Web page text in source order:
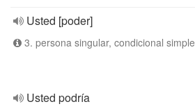
Usted [poder]
3. persona singular, condicional simple
Usted podría